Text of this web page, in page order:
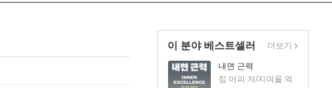
이 분야 베스트셀러
내면 근력
짐 머피 저/지여울 역
더보기